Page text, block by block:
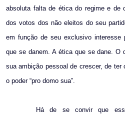
absoluta falta de ética do regime e de
dos votos dos não eleitos do seu
em função de seu exclusivo interesse
que se danem. A ética que se dane. O
sua ambição pessoal de crescer, de ter
o poder “pro domo sua”.
Há de se convir que